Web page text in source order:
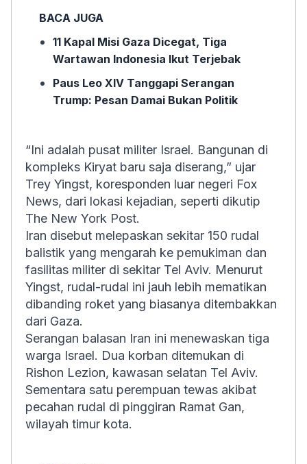
BACA JUGA
11 Kapal Misi Gaza Dicegat, Tiga
Wartawan Indonesia Ikut Terjebak
Paus Leo XIV Tanggapi Serangan
Trump: Pesan Damai Bukan Politik
“Ini adalah pusat militer Israel. Bangunan di
kompleks Kiryat baru saja diserang,” ujar
Trey Yingst, koresponden luar negeri Fox
News, dari lokasi kejadian, seperti dikutip
The New York Post.
Iran disebut melepaskan sekitar 150 rudal
balistik yang mengarah ke pemukiman dan
fasilitas militer di sekitar Tel Aviv. Menurut
Yingst, rudal-rudal ini jauh lebih mematikan
dibanding roket yang biasanya ditembakkan
dari Gaza.
Serangan balasan Iran ini menewaskan tiga
warga Israel. Dua korban ditemukan di
Rishon Lezion, kawasan selatan Tel Aviv.
Sementara satu perempuan tewas akibat
pecahan rudal di pinggiran Ramat Gan,
wilayah timur kota.